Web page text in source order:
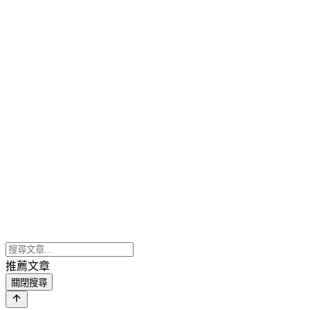
推薦文章
關閉搜尋